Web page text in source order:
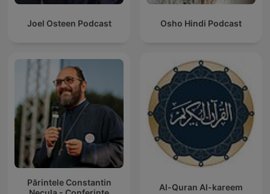
Joel Osteen Podcast Osho Hindi Podcast
Părintele Constantin
Al-Quran Al-kareem